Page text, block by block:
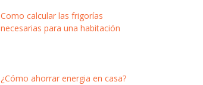
Como calcular las frigorías
necesarias para una habitación
¿Cómo ahorrar energia en casa?